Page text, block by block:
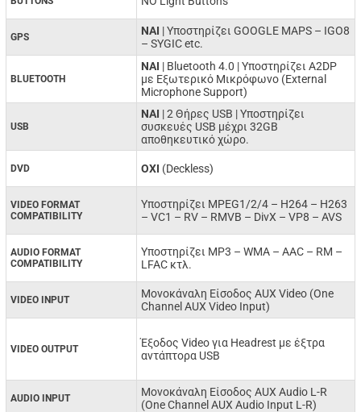
GPS NAI | Υποστηρίζει GOOGLE MAPS – IGO8
– SYGIC etc.
BLUETOOTH
ΝΑΙ | Bluetooth 4.0 | Υποστηρίζει A2DP
με Εξωτερικό Μικρόφωνο (External
Microphone Support)
USB
ΝΑΙ | 2 Θήρες USB | Υποστηρίζει
συσκευές USB μέχρι 32GB
αποθηκευτικό χώρο.
DVD ΟΧΙ (Deckless)
VIDEO FORMAT
COMPATIBILITY
Υποστηρίζει MPEG1/2/4 – H264 – H263
– VC1 – RV – RMVB – DivX – VP8 – AVS
AUDIO FORMAT
COMPATIBILITY
Υποστηρίζει MP3 – WMA – AAC – RM –
LFAC κτλ.
VIDEO INPUT
Μονοκάναλη Είσοδος AUX Video (One
Channel AUX Video Input)
VIDEO OUTPUT
Έξοδος Video για Headrest με έξτρα
αντάπτορα USB
AUDIO INPUT
Μονοκάναλη Είσοδος AUX Audio L-R
(One Channel AUX Audio Input L-R)